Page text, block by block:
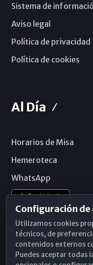
Sistema de
Aviso legal
Política de privacidad
Política de cookies
Al Día
Horarios de Misa
Hemeroteca
WhatsApp
Configuración de
Utilizamos cookies
técnicos, de
contenidos externos
Puedes aceptar todas